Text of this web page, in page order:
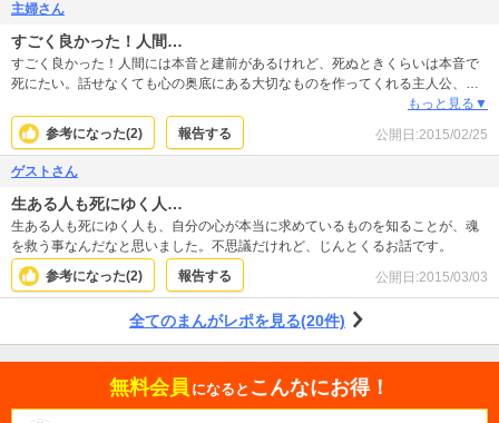
主婦さん
すごく良かった！人間…
すごく良かった！人間には本音と建前があるけれど、死ぬときくらいは本音で
死にたい。話せなくても心の奥底にある大切なものを作ってくれる主人公、そ
れを棺に入れてもらう様々な人たち。死んだあとも幸せそうで、本当によかっ
た！
もっと見る▼
参考になった(2) 報告する 公開日:2015/02/25
ゲストさん
生ある人も死にゆく人…
生ある人も死にゆく人も、自分の心が本当に求めているものを知ることが、魂
を救う事なんだなと思いました。不思議だけれど、じんとくるお話です。
参考になった(2) 報告する 公開日:2015/03/03
全てのまんがレポを見る(20件)
無料会員 になると こんなにお得！